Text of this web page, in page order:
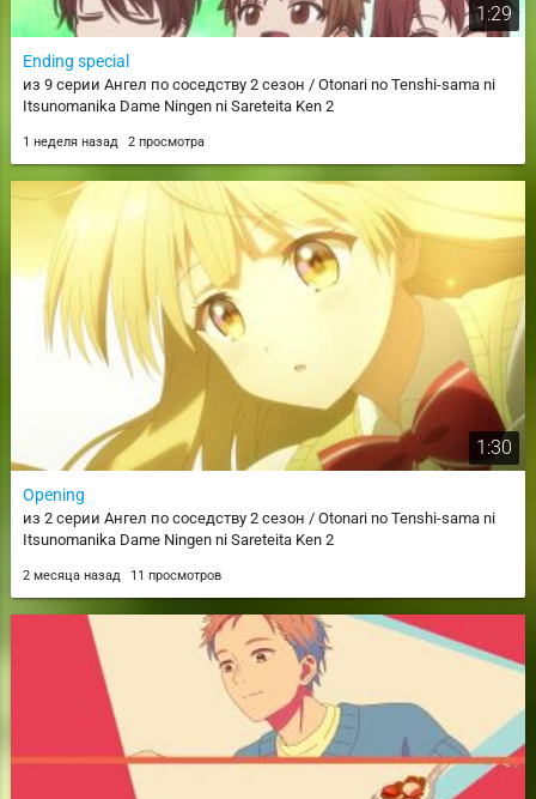
1:29
Ending special
из 9 серии Ангел по соседству 2 сезон / Otonari no Tenshi-sama ni
Itsunomanika Dame Ningen ni Sareteita Ken 2
1 неделя назад 2 просмотра
1:30
Opening
из 2 серии Ангел по соседству 2 сезон / Otonari no Tenshi-sama ni
Itsunomanika Dame Ningen ni Sareteita Ken 2
2 месяца назад 11 просмотров